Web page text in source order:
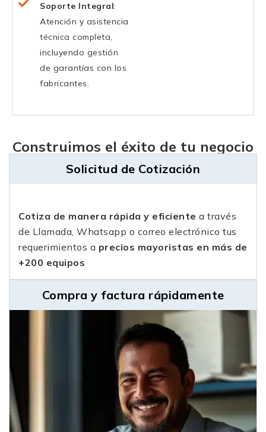
Soporte Integral:
Atención y asistencia
técnica completa,
incluyendo gestión
de garantías con los
fabricantes.
Construimos el éxito de tu negocio
Solicitud de Cotización
Cotiza de manera rápida y eficiente a través
de Llamada, Whatsapp o correo electrónico tus
requerimientos a precios mayoristas en más de
+200 equipos
Compra y factura rápidamente